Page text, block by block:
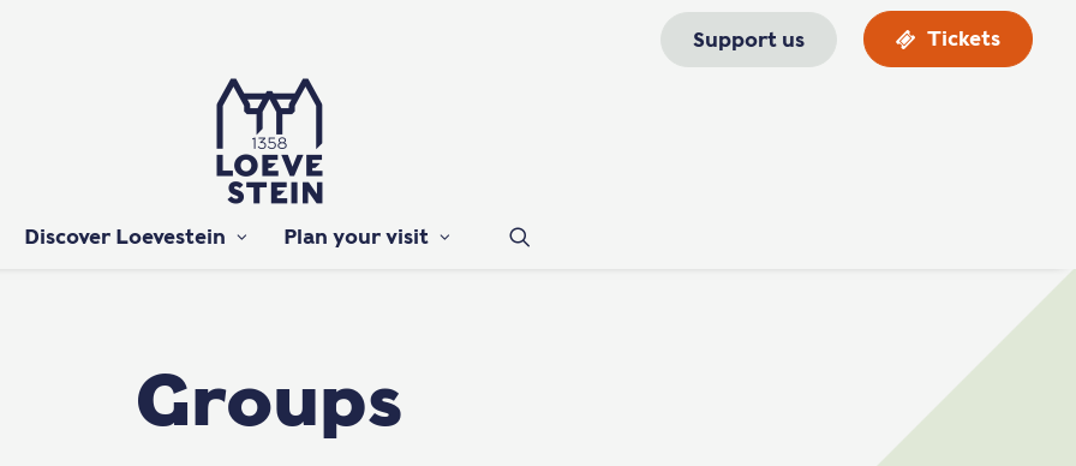
Support us Tickets
Discover Loevestein Plan your visit
Groups